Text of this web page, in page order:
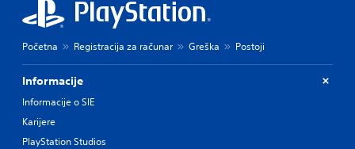
Početna Registracija za računar Greška Postoji
Informacije
Informacije o SIE
Karijere
PlayStation Studios